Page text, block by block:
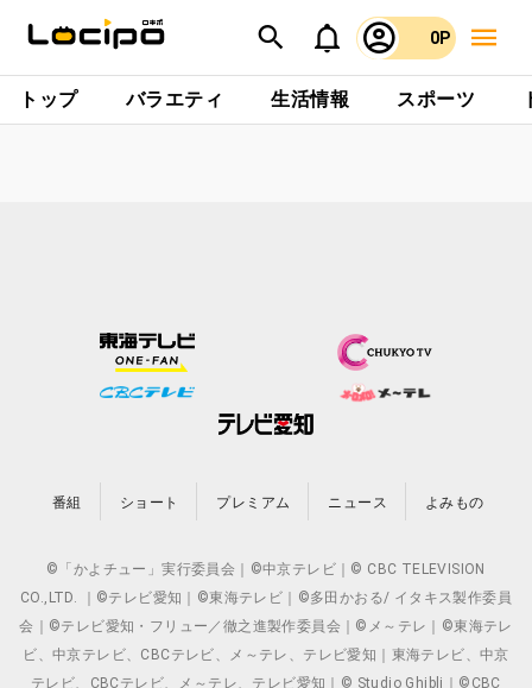
0P
トップ バラエティ 生活情報 スポーツ
番組 ショート プレミアム ニュース よみもの
©「かよチュー」実行委員会｜©中京テレビ｜© CBC TELEVISION
CO.,LTD. ｜©テレビ愛知｜©東海テレビ｜©多田かおる/ イタキス製作委員
会｜©テレビ愛知・フリュー／徹之進製作委員会｜©メ～テレ｜©東海テレ
ビ、中京テレビ、CBCテレビ、メ～テレ、テレビ愛知｜東海テレビ、中京
テレビ、CBCテレビ、メ～テレ、テレビ愛知｜© Studio Ghibli｜©CBC